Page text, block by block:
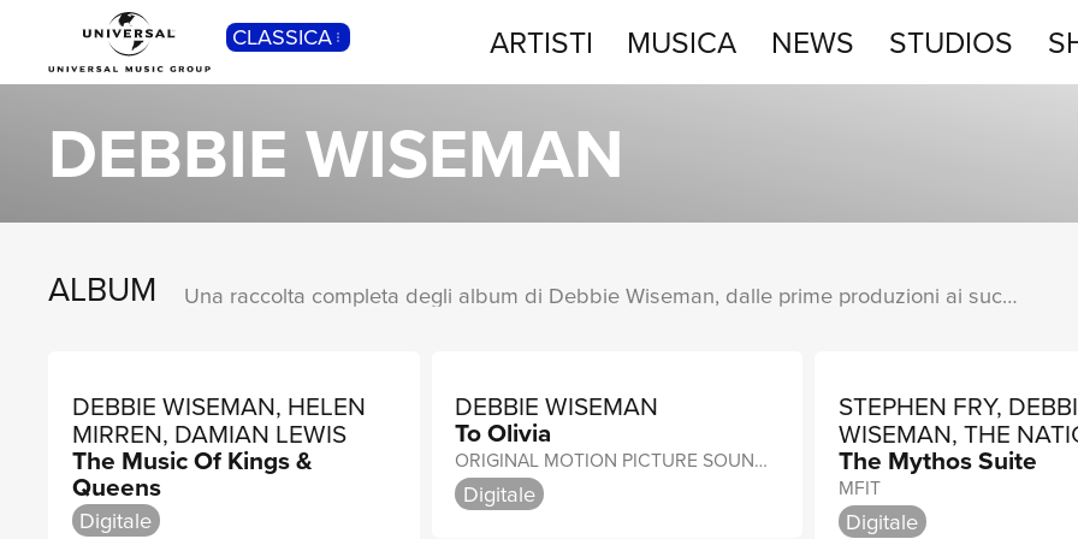
CLASSICA ARTISTI MUSICA NEWS STUDIOS
DEBBIE WISEMAN
ALBUM Una raccolta completa degli album di Debbie Wiseman, dalle prime produzioni ai successi più recenti.
DEBBIE WISEMAN, HELEN
MIRREN, DAMIAN LEWIS
The Music Of Kings &
Queens
Digitale
DEBBIE WISEMAN
To Olivia
ORIGINAL MOTION PICTURE SOUNDTRACK
Digitale
STEPHEN FRY,
WISEMAN, THE
SYMPHONY
The Mythos Suite
MFIT
Digitale
POP
Cantautori, Dance...
STUDIOS
SHOP